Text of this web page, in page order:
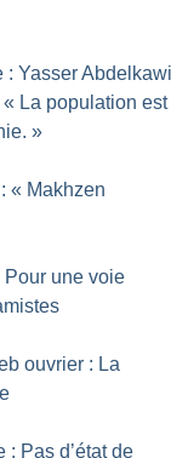
: Yasser
La population est
»
« Makhzen
Pour une voie
ouvrier : La
: Pas d’état de